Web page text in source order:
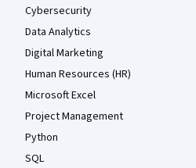
Cybersecurity
Data Analytics
Digital Marketing
Human Resources (HR)
Microsoft Excel
Project Management
Python
SQL